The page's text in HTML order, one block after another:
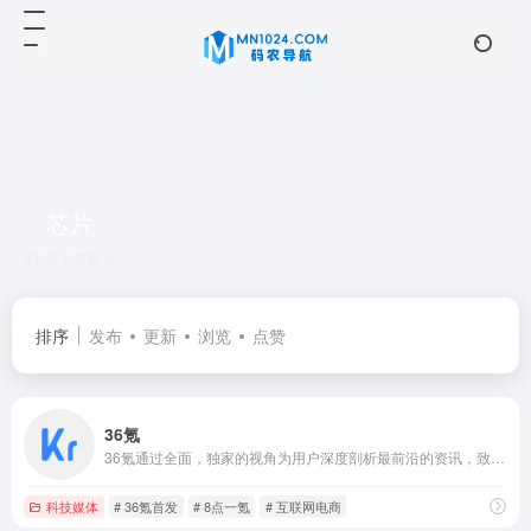
排序 发布 更新 浏览 点赞
36氪
科技媒体 # 36氪首发 # 8点一氪 # 互联网电商